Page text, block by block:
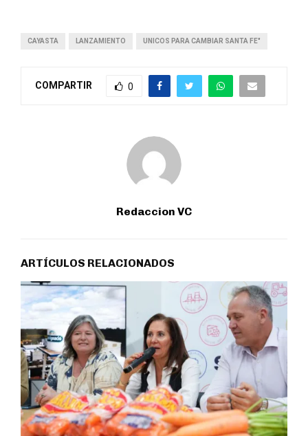
CAYASTA LANZAMIENTO UNICOS PARA CAMBIAR SANTA FE"
COMPARTIR 0
Redaccion VC
ARTÍCULOS RELACIONADOS